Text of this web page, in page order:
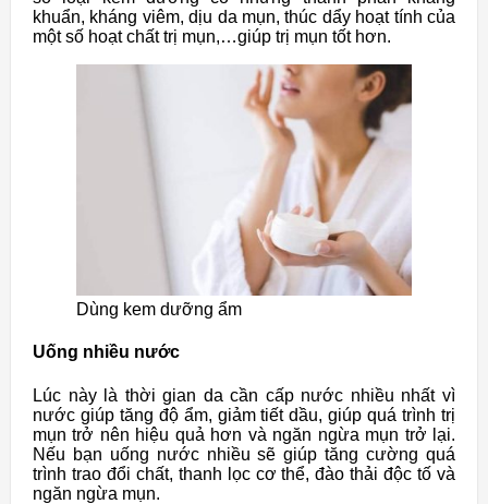
khuẩn, kháng viêm, dịu da mụn, thúc dẩy hoạt tính của
một số hoạt chất trị mụn,…giúp trị mụn tốt hơn.
Dùng kem dưỡng ẩm
Uống nhiều nước
Lúc này là thời gian da cần cấp nước nhiều nhất vì
nước giúp tăng độ ẩm, giảm tiết dầu, giúp quá trình trị
mụn trở nên hiệu quả hơn và ngăn ngừa mụn trở lại.
Nếu bạn uống nước nhiều sẽ giúp tăng cường quá
trình trao đổi chất, thanh lọc cơ thể, đào thải độc tố và
ngăn ngừa mụn.